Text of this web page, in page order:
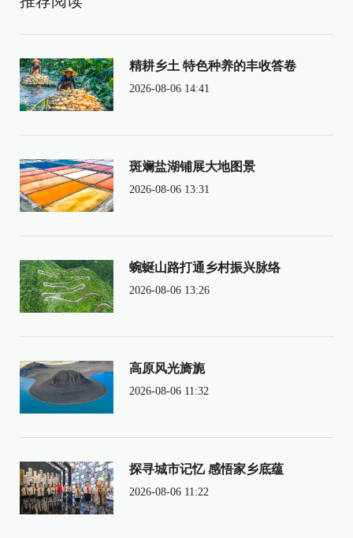
精耕乡土 特色种养的丰收答卷
2026-08-06 14:41
斑斓盐湖铺展大地图景
2026-08-06 13:31
蜿蜒山路打通乡村振兴脉络
2026-08-06 13:26
高原风光旖旎
2026-08-06 11:32
探寻城市记忆 感悟家乡底蕴
2026-08-06 11:22